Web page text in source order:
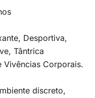
Desportiva,
Tântrica
Vivências Corporais.
discreto,